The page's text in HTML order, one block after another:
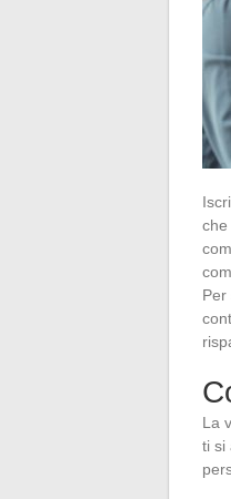
che
Per
La
ti si